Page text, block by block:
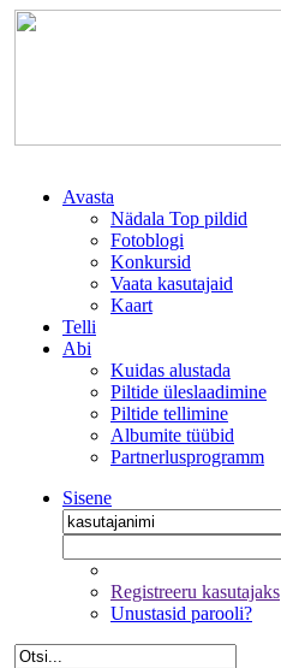
Avasta
Nädala Top pildid
Fotoblogi
Konkursid
Vaata kasutajaid
Kaart
Telli
Abi
Kuidas alustada
Piltide üleslaadimine
Piltide tellimine
Albumite tüübid
Partnerlusprogramm
Sisene
Registreeru kasutajaks
Unustasid parooli?